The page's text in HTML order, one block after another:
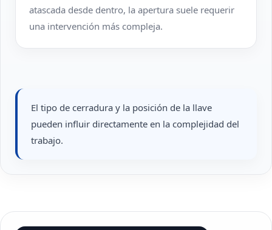
atascada desde dentro, la apertura suele requerir
una intervención más compleja.
El tipo de cerradura y la posición de la llave
pueden influir directamente en la complejidad del
trabajo.